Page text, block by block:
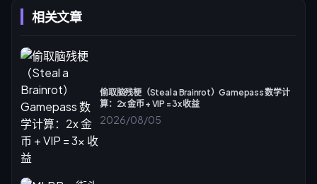
相关文章
偷取脑残梗（Steal a Brainrot）Gamepass 数学计
算：2x 金币 + VIP = 3x 收益
2026/08/05